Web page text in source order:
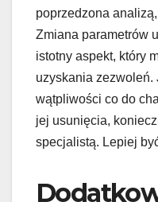
poprzedzona analizą,
Zmiana parametrów
istotny aspekt, który
uzyskania zezwoleń.
wątpliwości co do
jej usunięcia,
specjalistą. Lepiej